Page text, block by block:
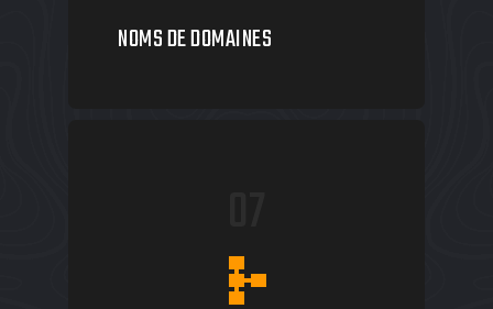
NOMS DE DOMAINES
schema